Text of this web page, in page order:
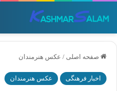
صفحه اصلی / عکس هنرمندان
اخبار فرهنگی عکس هنرمندان